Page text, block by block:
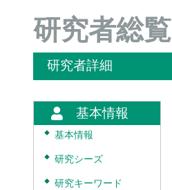
研究者総覧
研究者詳細
基本情報
◆ 基本情報
◆ 研究シーズ
◆ 研究キーワード